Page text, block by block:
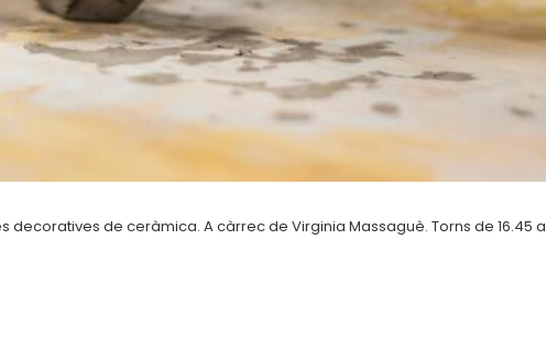
decoratives de ceràmica. A càrrec de Virginia Massaguè. Torns de 16.45 a